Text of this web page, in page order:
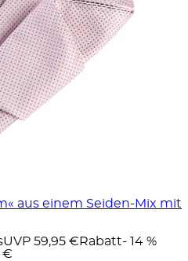
aus einem Seiden-Mix mit
UVP 59,95 € Rabatt- 14 %
€